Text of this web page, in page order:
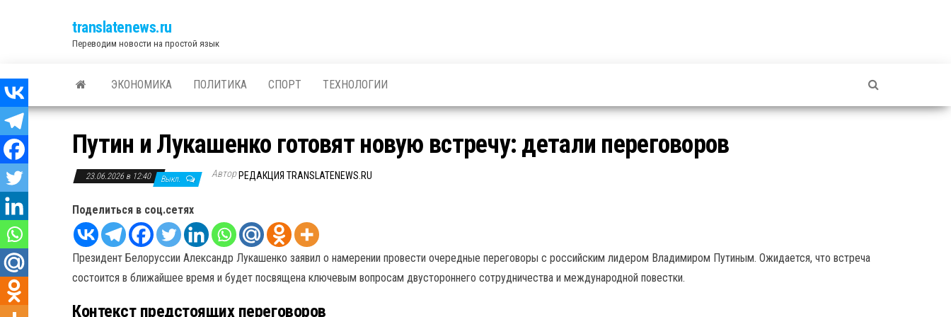
translatenews.ru
Переводим новости на простой язык
ЭКОНОМИКА ПОЛИТИКА СПОРТ ТЕХНОЛОГИИ
Путин и Лукашенко готовят новую встречу: детали переговоров
23.06.2026 в 12:40 Выкл. Автор РЕДАКЦИЯ TRANSLATENEWS.RU
Поделиться в соц.сетях
Президент Белоруссии Александр Лукашенко заявил о намерении провести очередные переговоры с российским лидером Владимиром Путиным. Ожидается, что встреча
состоится в ближайшее время и будет посвящена ключевым вопросам двустороннего сотрудничества и международной повестки.
Контекст предстоящих переговоров